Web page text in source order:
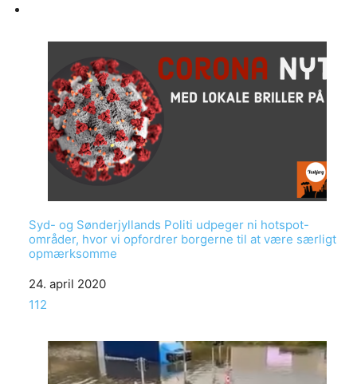
Syd- og Sønderjyllands Politi udpeger ni hotspot-
områder, hvor vi opfordrer borgerne til at være særligt
opmærksomme
Date
24. april 2020
In relation to
112